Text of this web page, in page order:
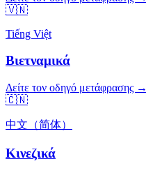
🇻🇳
Tiếng Việt
Βιετναμικά
Δείτε τον οδηγό μετάφρασης →
🇨🇳
中文（简体）
Κινεζικά